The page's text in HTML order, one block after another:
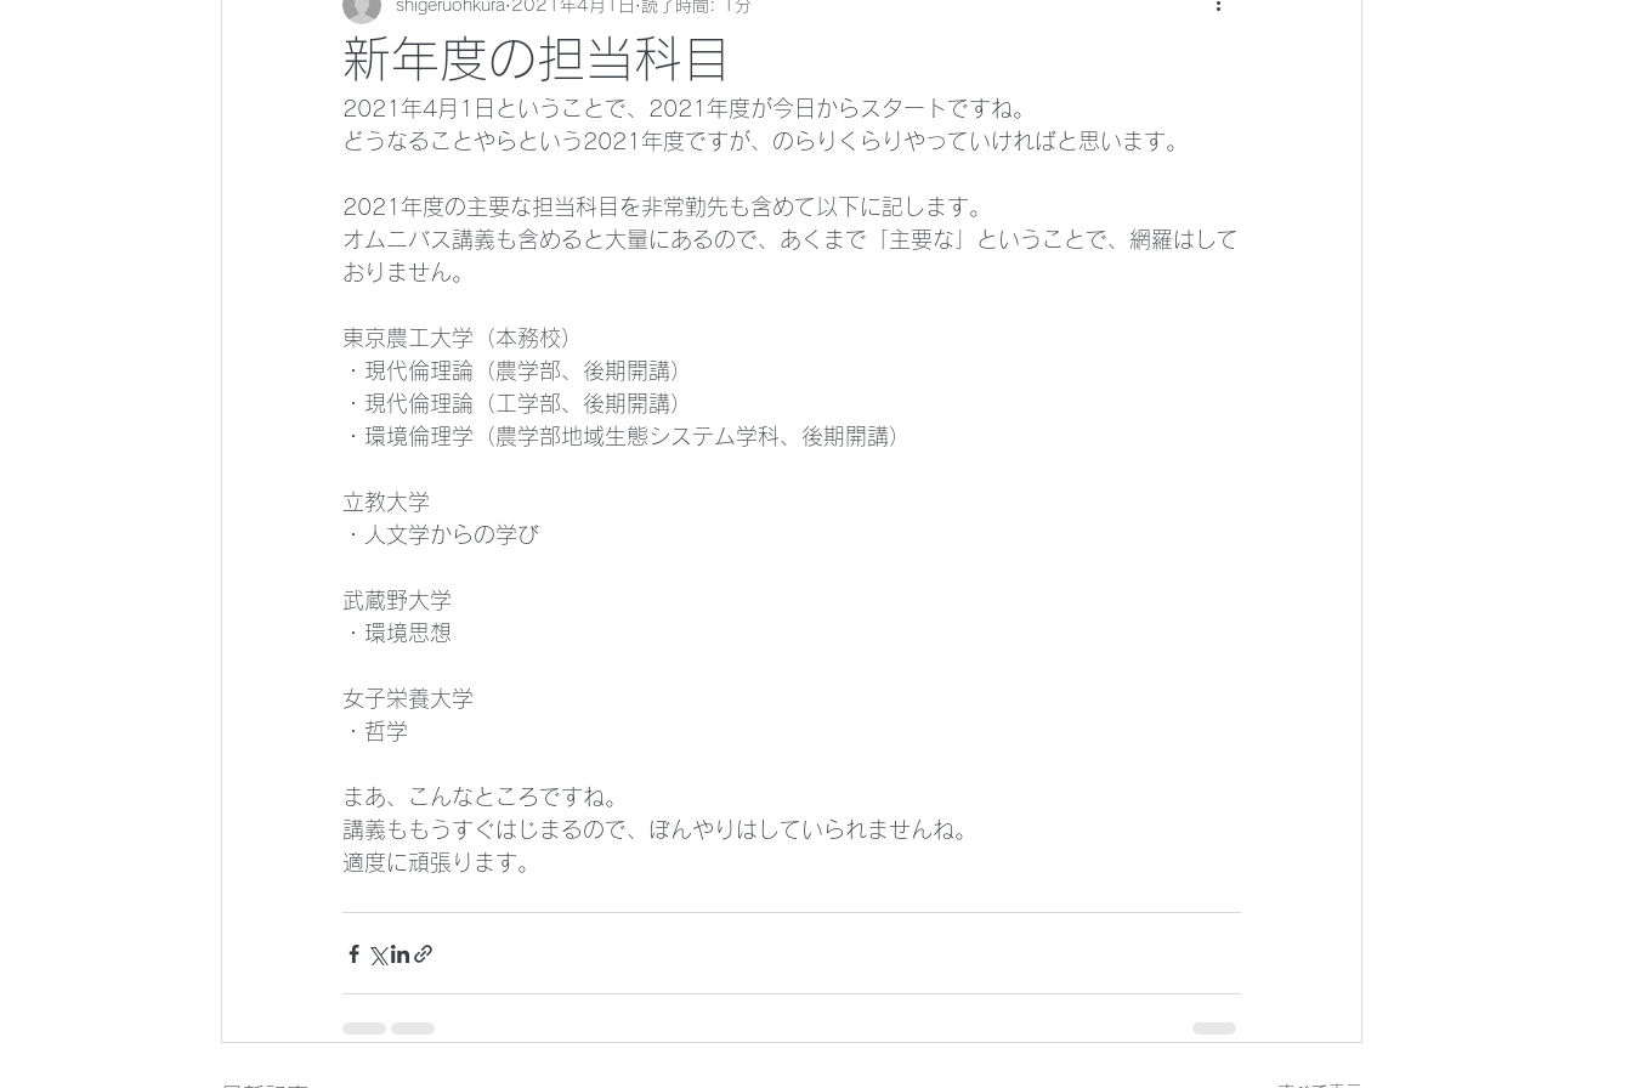
新年度の担当科目
shigeruohkura 2021年4月1日 読了時間: 1分
2021年4月1日ということで、2021年度が今日からスタートですね。
どうなることやらという2021年度ですが、のらりくらりやっていければと思います。
2021年度の主要な担当科目を非常勤先も含めて以下に記します。
オムニバス講義も含めると大量にあるので、あくまで「主要な」ということで、網羅はして
おりません。
東京農工大学（本務校）
・現代倫理論（農学部、後期開講）
・現代倫理論（工学部、後期開講）
・環境倫理学（農学部地域生態システム学科、後期開講）
立教大学
・人文学からの学び
武蔵野大学
・環境思想
女子栄養大学
・哲学
まあ、こんなところですね。
講義ももうすぐはじまるので、ぼんやりはしていられませんね。
適度に頑張ります。